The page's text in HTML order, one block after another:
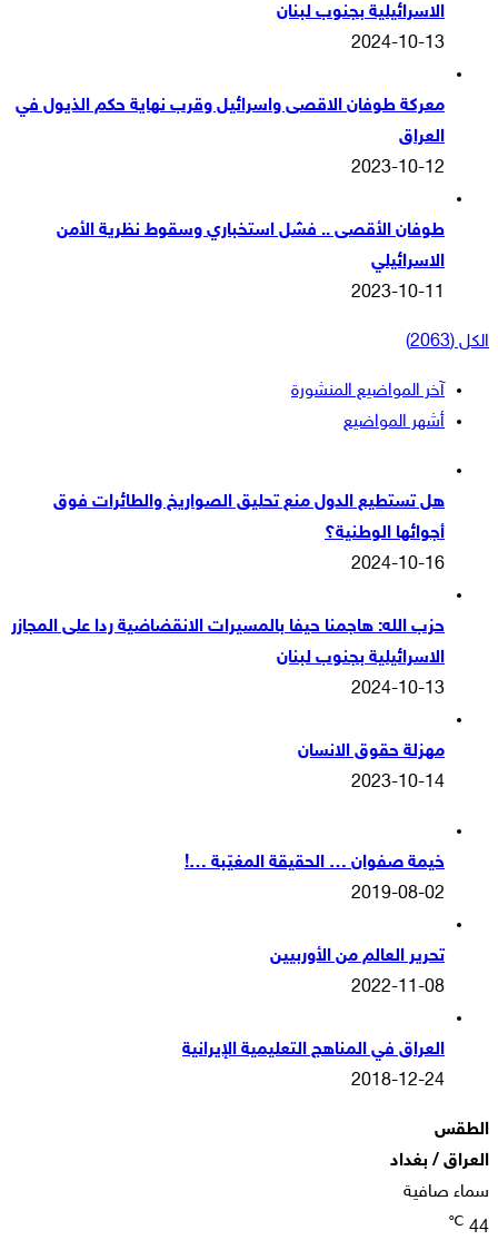
الاسرائيلية بجنوب لبنان
2024-10-13
معركة طوفان الاقصى واسرائيل وقرب نهاية حكم الذيول في
العراق
2023-10-12
طوفان الأقصى .. فشل استخباري وسقوط نظرية الأمن
الاسرائيلي
2023-10-11
الكل (2063)
آخر المواضيع المنشورة
أشهر المواضيع
هل تستطيع الدول منع تحليق الصواريخ والطائرات فوق
أجوائها الوطنية؟
2024-10-16
حزب الله: هاجمنا حيفا بالمسيرات الانقضاضية ردا على المجازر
الاسرائيلية بجنوب لبنان
2024-10-13
مهزلة حقوق الانسان
2023-10-14
خيمة صفوان … الحقيقة المغيّبة …!
2019-08-02
تحرير العالم من الأوربيين
2022-11-08
العراق في المناهج التعليمية الإيرانية
2018-12-24
الطقس
العراق / بغداد
سماء صافية
44
℃